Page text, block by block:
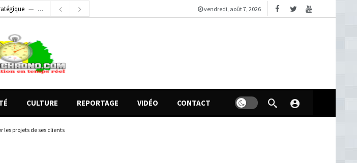
ago
vendredi, août 7, 2026
CULTURE REPORTAGE VIDÉO CONTACT
les projets de ses clients